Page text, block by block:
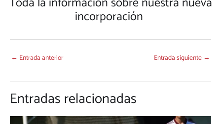
incorporación
← Entrada anterior Entrada siguiente →
Entradas relacionadas